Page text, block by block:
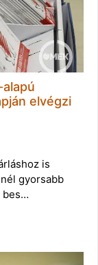
alapú
elvégzi
is
gyorsabb
bes…